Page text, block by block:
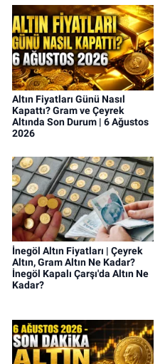
Altın Fiyatları Günü Nasıl
Kapattı? Gram ve Çeyrek
Altında Son Durum | 6 Ağustos
2026
İnegöl Altın Fiyatları | Çeyrek
Altın, Gram Altın Ne Kadar?
İnegöl Kapalı Çarşı'da Altın Ne
Kadar?